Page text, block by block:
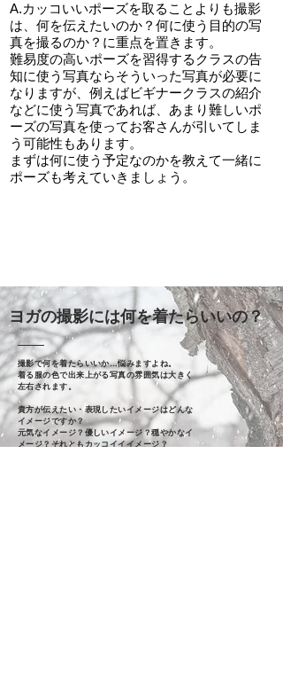
A.カッコいいポーズを取ることよりも撮影
は、何を伝えたいのか？何に使う目的の写
真を撮るのか？に重点を置きます。
難易度の高いポーズを習得するクラスの告
知に使う写真ならそういった写真が必要に
なりますが、例えばビギナークラスの紹介
などに使う写真であれば、あまり難しいポ
ーズの写真を使ってお客さんが引いてしま
う可能性もあります。
​まずは何に使う予定なのかを教えて一緒に
ポーズも考えていきましょう。
​ヨガの撮影には何を着たらいいの？
撮影で何を着たらいいか…悩みますよね。
着る服の色で出来上がる写真の雰囲気は大きく
左右されます。
貴方が伝えたい・表現したいイメージはどんな
イメージですか？
​元気なイメージ？優しいイメージ？穏やかなイ
メージ？それともカッコイイイメージ？